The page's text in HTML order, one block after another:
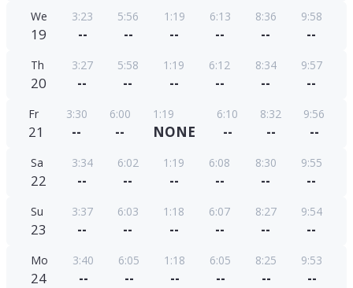
We
19
3:23
--
5:56
--
1:19
--
6:13
--
8:36
--
9:58
--
Th
20
3:27
--
5:58
--
1:19
--
6:12
--
8:34
--
9:57
--
Fr
21
3:30
--
6:00
--
1:19
NONE
6:10
--
8:32
--
9:56
--
Sa
22
3:34
--
6:02
--
1:19
--
6:08
--
8:30
--
9:55
--
Su
23
3:37
--
6:03
--
1:18
--
6:07
--
8:27
--
9:54
--
Mo
24
3:40
--
6:05
--
1:18
--
6:05
--
8:25
--
9:53
--